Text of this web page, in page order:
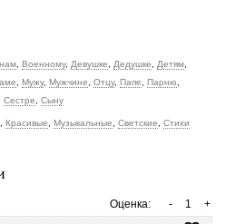
Военному, Девушке Дедушке Детям
Мужу, Мужчине Отцу, Папе Парню
Сестре Сыну
Красивые Музыкальные Светские Стихи
Оценка: +
1
-